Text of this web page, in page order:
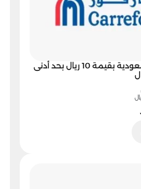
كود كارفور السعودية بقيمة 10 ريال بحد أدنى